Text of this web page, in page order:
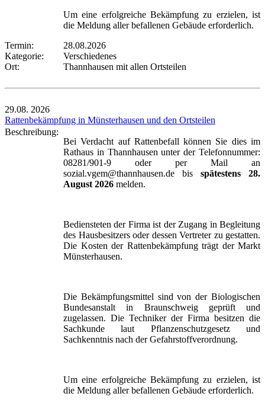
Um eine erfolgreiche Bekämpfung zu erzielen, ist
die Meldung aller befallenen Gebäude erforderlich.
Termin:
28.08.2026
Kategorie:
Verschiedenes
Ort:
Thannhausen mit allen Ortsteilen
29.08. 2026
Rattenbekämpfung in Münsterhausen und den Ortsteilen
Beschreibung:
Bei Verdacht auf Rattenbefall können Sie dies im
Rathaus in Thannhausen unter der Telefonnummer:
08281/901-9 oder per Mail an
sozial.vgem@thannhausen.de bis spätestens 28.
August 2026 melden.
Bediensteten der Firma ist der Zugang in Begleitung
des Hausbesitzers oder dessen Vertreter zu gestatten.
Die Kosten der Rattenbekämpfung trägt der Markt
Münsterhausen.
Die Bekämpfungsmittel sind von der Biologischen
Bundesanstalt in Braunschweig geprüft und
zugelassen. Die Techniker der Firma besitzen die
Sachkunde laut Pflanzenschutzgesetz und
Sachkenntnis nach der Gefahrstoffverordnung.
Um eine erfolgreiche Bekämpfung zu erzielen, ist
die Meldung aller befallenen Gebäude erforderlich.